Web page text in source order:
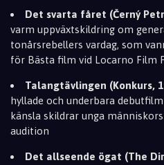
Det svarta fåret (Černý
varm uppväxtskildring om
tonårsrebellers vardag, som
för Bästa film vid Locarno Film
Talangtävlingen (Konkurs,
hyllade och underbara
känsla skildrar unga
audition
Det allseende ögat (The